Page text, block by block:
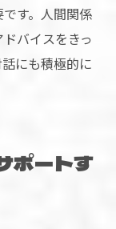
す。人間関係
バイスをきっ
にも積極的に
ポートす